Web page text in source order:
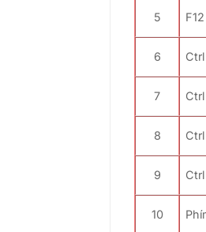
5 F12
6
7
8
9
10